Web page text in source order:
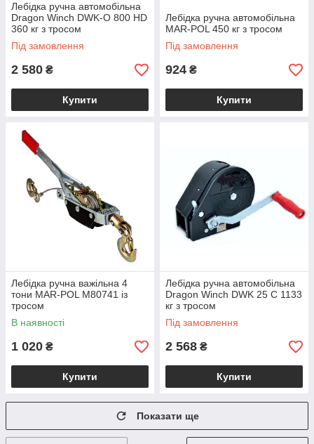
Лебідка ручна автомобільна
Dragon Winch DWK-O 800 HD
360 кг з тросом
Під замовлення
2 580 ₴
Купити
Лебідка ручна автомобільна
MAR-POL 450 кг з тросом
Під замовлення
924 ₴
Купити
Лебідка ручна важільна 4
тони MAR-POL M80741 із
тросом
В наявності
1 020 ₴
Купити
Лебідка ручна автомобільна
Dragon Winch DWK 25 C 1133
кг з тросом
Під замовлення
2 568 ₴
Купити
Показати ще